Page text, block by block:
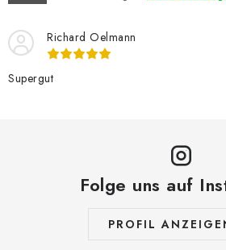
Richard Oelmann
Supergut
Folge uns auf
PROFIL